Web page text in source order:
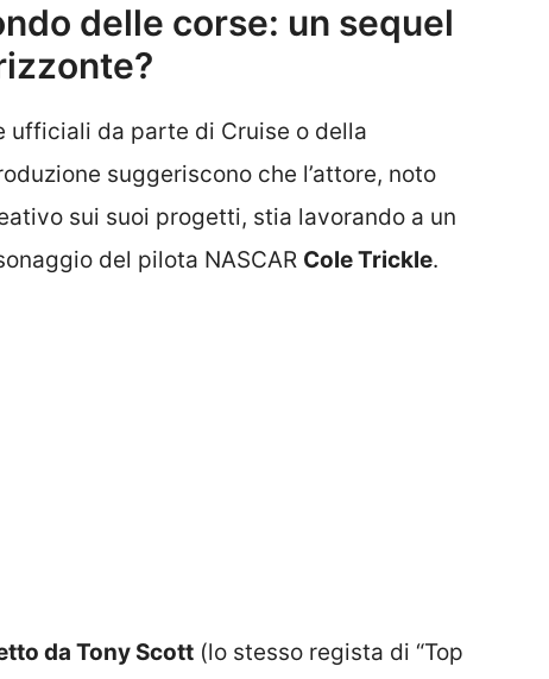
delle corse: un sequel
ufficiali da parte di Cruise o della
suggeriscono che l’attore, noto
sui suoi progetti, stia lavorando a un
del pilota NASCAR Cole Trickle.
da Tony Scott (lo stesso regista di “Top